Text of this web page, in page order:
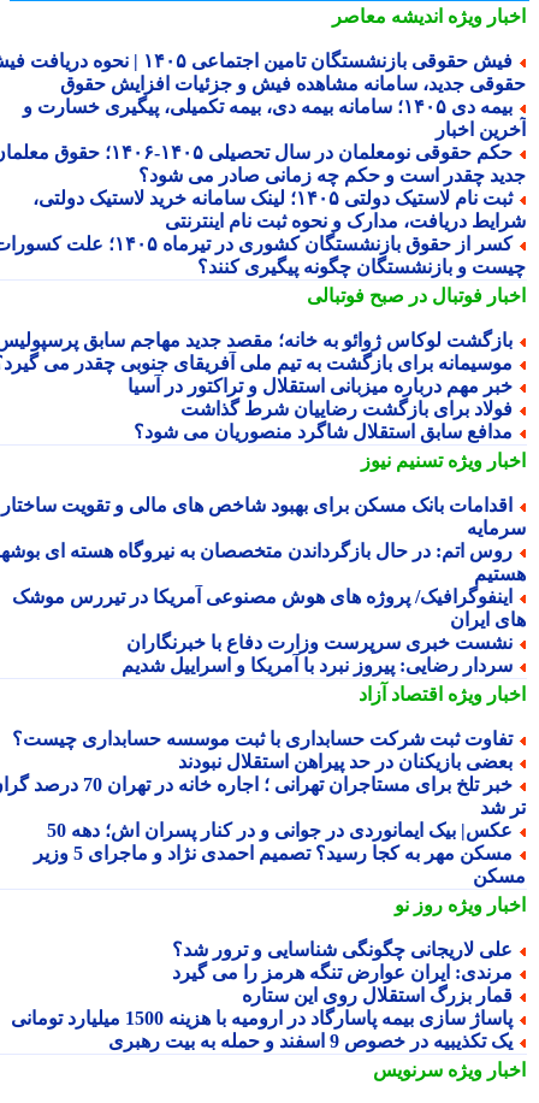
ویژهاندیشه معاصر
فیش حقوقی بازنشستگان تامین اجتماعی ۱۴۰۵ | نحوه دریافت فیش
جدید، سامانه مشاهده فیش و جزئیات افزایش حقوق
بیمه دی ۱۴۰۵؛ سامانه بیمه دی، بیمه تکمیلی، پیگیری خسارت و
اخبار
حکم حقوقی نومعلمان در سال تحصیلی ۱۴۰۵-۱۴۰۶؛ حقوق معلمان
چقدر است و حکم چه زمانی صادر می شود؟
ثبت نام لاستیک دولتی ۱۴۰۵؛ لینک سامانه خرید لاستیک دولتی،
دریافت، مدارک و نحوه ثبت نام اینترنتی
کسر از حقوق بازنشستگان کشوری در تیرماه ۱۴۰۵؛ علت کسورات
و بازنشستگان چگونه پیگیری کنند؟
فوتبال در صبح فوتبالی
لوکاس ژوائو به خانه؛ مقصد جدید مهاجم سابق پرسپولیس
برای بازگشت به تیم ملی آفریقای جنوبی چقدر می گیرد؟
مهم درباره میزبانی استقلال و تراکتور در آسیا
برای بازگشت رضاییان شرط گذاشت
سابق استقلال شاگرد منصوریان می شود؟
ویژهتسنیم نیوز
بانک مسکن برای بهبود شاخص های مالی و تقویت ساختار
اتم: در حال بازگرداندن متخصصان به نیروگاه هسته ای بوشهر
پروژه های هوش مصنوعی آمریکا در تیررس موشک
ایران
خبری سرپرست وزارت دفاع با خبرنگاران
رضایی: پیروز نبرد با آمریکا و اسراییل شدیم
ویژهاقتصاد آزاد
ثبت شرکت حسابداری با ثبت موسسه حسابداری چیست؟
بازیکنان در حد پیراهن استقلال نبودند
خبر تلخ برای مستاجران تهرانی ؛ اجاره خانه در تهران 70 درصد گران
شد
بیک ایمانوردی در جوانی و در کنار پسران اش؛ دهه 50
مسکن مهر به کجا رسید؟ تصمیم احمدی نژاد و ماجرای 5 وزیر
ویژهروز نو
لاریجانی چگونگی شناسایی و ترور شد؟
ایران عوارض تنگه هرمز را می گیرد
بزرگ استقلال روی این ستاره
سازی بیمه پاسارگاد در ارومیه با هزینه 1500 میلیارد تومانی
تکذیبیه در خصوص 9 اسفند و حمله به بیت رهبری
ویژهسرنویس